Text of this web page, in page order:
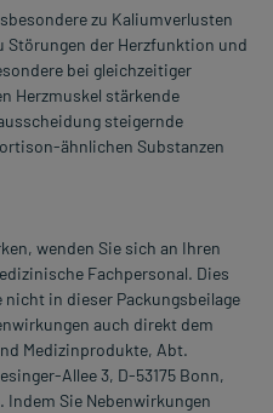
zu Kaliumverlusten
Störungen der Herzfunktion und
bei gleichzeitiger
Herzmuskel stärkende
steigernde
ähnlichen Substanzen
wenden Sie sich an Ihren
Fachpersonal. Dies
in dieser Packungsbeilage
auch direkt dem
Medizinprodukte, Abt.
Allee 3, D-53175 Bonn,
Sie Nebenwirkungen